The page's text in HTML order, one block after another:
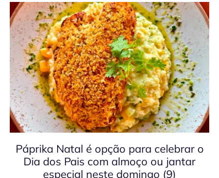
Páprika Natal é opção para celebrar o
Dia dos Pais com almoço ou jantar
especial neste domingo (9)